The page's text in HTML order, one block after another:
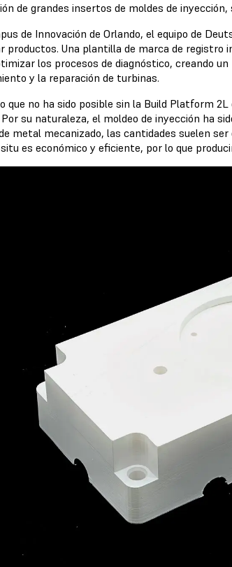
de grandes insertos de moldes de inyección,
de Innovación de Orlando, el equipo de
productos. Una plantilla de marca de
los procesos de diagnóstico, creando
y la reparación de turbinas.
que no ha sido posible sin la Build Platform
su naturaleza, el moldeo de inyección ha
metal mecanizado, las cantidades suelen
es económico y eficiente, por lo que